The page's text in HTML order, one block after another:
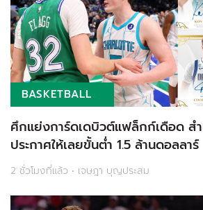
BASKETBALL
ศึกแย่งการ์ดเดบิวต์แฟล็กก์เดือด ส
ประกาศให้เลยขั้นต่ำ 1.5 ล้านดอลลาร์
2 ชั่วโมงที่แล้ว • เจษฎา บุญประสม